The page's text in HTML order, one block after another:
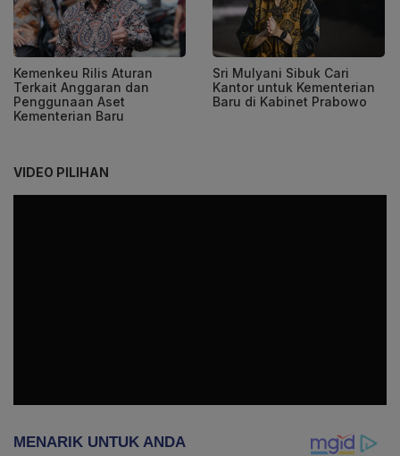
Kemenkeu Rilis Aturan
Terkait Anggaran dan
Penggunaan Aset
Kementerian Baru
Sri Mulyani Sibuk Cari
Kantor untuk Kementerian
Baru di Kabinet Prabowo
VIDEO PILIHAN